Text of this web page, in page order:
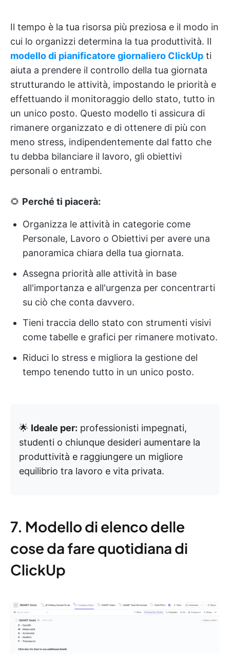
Il tempo è la tua risorsa più preziosa e il modo in
cui lo organizzi determina la tua produttività. Il
modello di pianificatore giornaliero ClickUp ti
aiuta a prendere il controllo della tua giornata
strutturando le attività, impostando le priorità e
effettuando il monitoraggio dello stato, tutto in
un unico posto. Questo modello ti assicura di
rimanere organizzato e di ottenere di più con
meno stress, indipendentemente dal fatto che
tu debba bilanciare il lavoro, gli obiettivi
personali o entrambi.
🌻 Perché ti piacerà:
Organizza le attività in categorie come
Personale, Lavoro o Obiettivi per avere una
panoramica chiara della tua giornata.
Assegna priorità alle attività in base
all'importanza e all'urgenza per concentrarti
su ciò che conta davvero.
Tieni traccia dello stato con strumenti visivi
come tabelle e grafici per rimanere motivato.
Riduci lo stress e migliora la gestione del
tempo tenendo tutto in un unico posto.
🌟 Ideale per: professionisti impegnati,
studenti o chiunque desideri aumentare la
produttività e raggiungere un migliore
equilibrio tra lavoro e vita privata.
7. Modello di elenco delle
cose da fare quotidiana di
ClickUp